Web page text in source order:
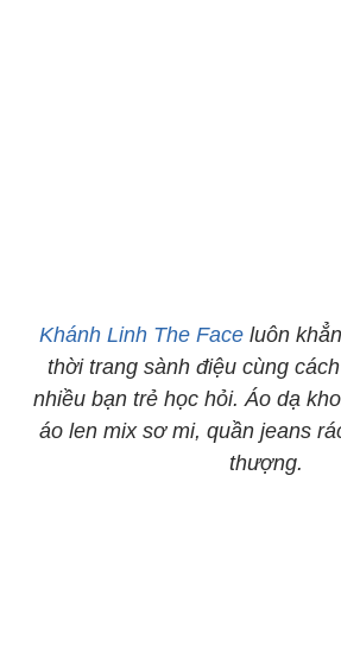
Khánh Linh The Faceluôn
thời trang sành điệu cùng
nhiều bạn trẻ học hỏi. Áo dạ
áo len mix sơ mi, quần jeans
thượng.